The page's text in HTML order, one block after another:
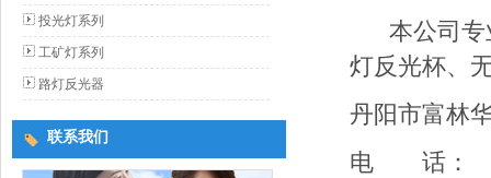
投光灯系列
工矿灯系列
路灯反光器
联系我们
本公司专
灯反光杯、
丹阳市富林
电 话：